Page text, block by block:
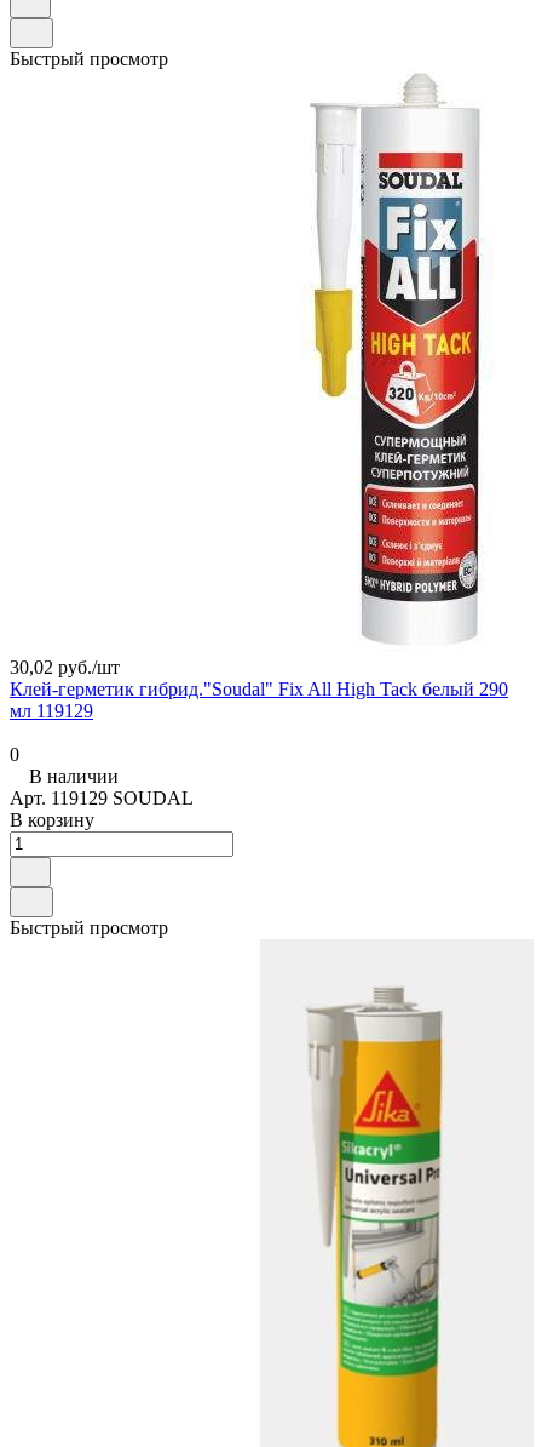
Быстрый просмотр
30,02 руб./шт
Клей-герметик гибрид."Soudal" Fix All High Tack белый 290
мл 119129
0
В наличии
Арт. 119129 SOUDAL
В корзину
Быстрый просмотр